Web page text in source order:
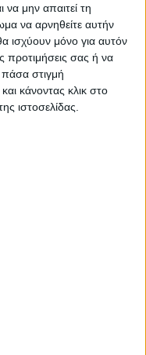
μην απαιτεί τη
να αρνηθείτε αυτήν
ισχύουν μόνο για αυτόν
προτιμήσεις σας ή να
στιγμή
κάνοντας κλικ στο
ιστοσελίδας.
Ερωτήσεις
δίφυλλη χρώμα